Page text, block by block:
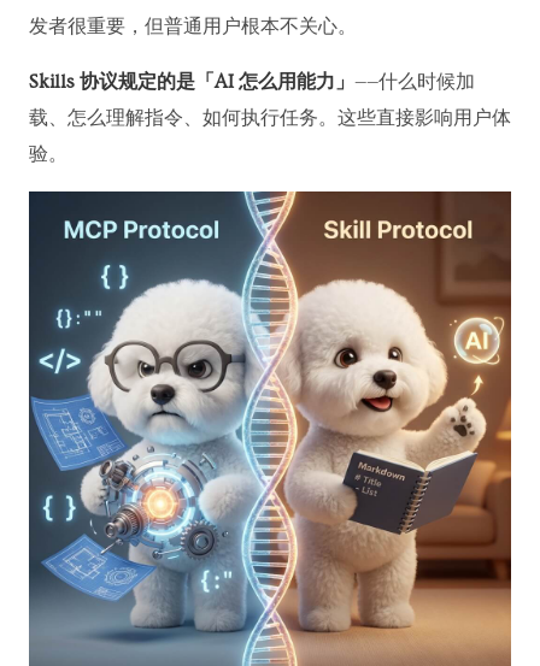
发者很重要，但普通用户根本不关心。
Skills 协议规定的是「AI 怎么用能力」 ——什么时候加
载、怎么理解指令、如何执行任务。这些直接影响用户体
验。